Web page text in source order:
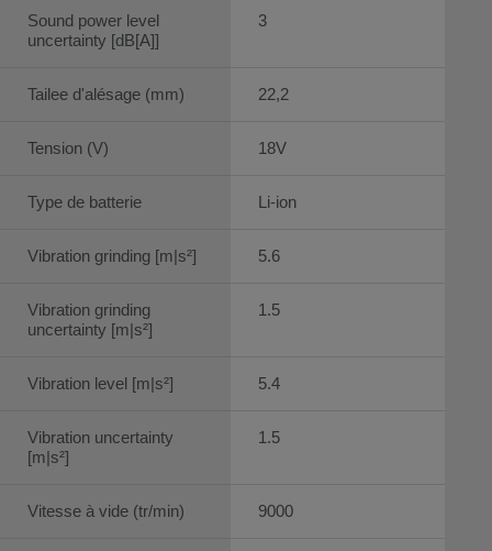
Sound power level
uncertainty [dB[A]]
Tailee d'alésage (mm)
Tension (V)
Type de batterie
Vibration grinding [m|s²]
Vibration grinding
uncertainty [m|s²]
Vibration level [m|s²]
Vibration uncertainty
[m|s²]
Vitesse à vide (tr/min)
3
22,2
18V
Li-ion
5.6
1.5
5.4
1.5
9000